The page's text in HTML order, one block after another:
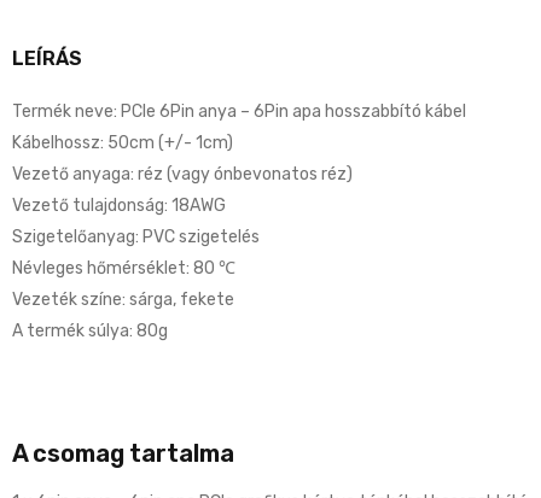
LEÍRÁS
Termék neve: PCIe 6Pin anya – 6Pin apa hosszabbító kábel
Kábelhossz: 50cm (+/- 1cm)
Vezető anyaga: réz (vagy ónbevonatos réz)
Vezető tulajdonság: 18AWG
Szigetelőanyag: PVC szigetelés
Névleges hőmérséklet: 80 ℃
Vezeték színe: sárga, fekete
A termék súlya: 80g
A csomag tartalma